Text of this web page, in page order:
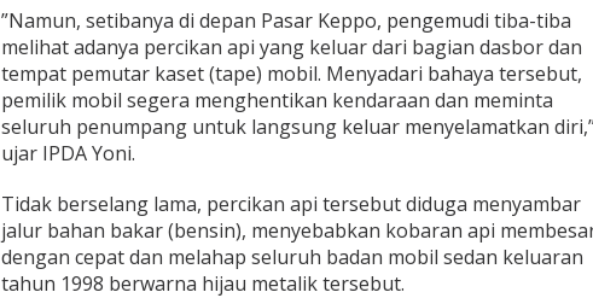
a
n
​”Namun, setibanya di depan Pasar Keppo, pengemudi tiba-tiba
melihat adanya percikan api yang keluar dari bagian dasbor dan
tempat pemutar kaset (tape) mobil. Menyadari bahaya tersebut,
pemilik mobil segera menghentikan kendaraan dan meminta
seluruh penumpang untuk langsung keluar menyelamatkan
ujar IPDA Yoni.
​Tidak berselang lama, percikan api tersebut diduga menyambar
jalur bahan bakar (bensin), menyebabkan kobaran api
dengan cepat dan melahap seluruh badan mobil sedan keluaran
tahun 1998 berwarna hijau metalik tersebut.
dan Kondusif
|